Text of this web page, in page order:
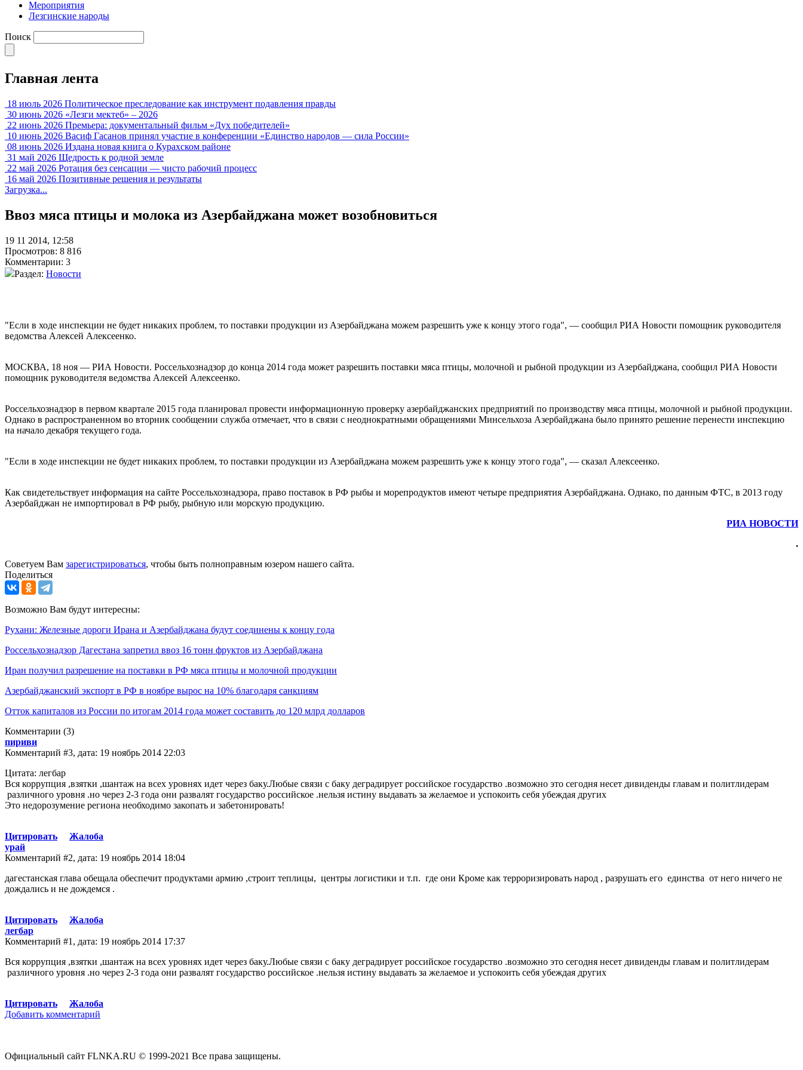
Мероприятия
Лезгинские народы
Поиск
Главная лента
18 июль 2026 Политическое преследование как инструмент подавления правды
30 июнь 2026 «Лезги мектеб» – 2026
22 июнь 2026 Премьера: документальный фильм «Дух победителей»
10 июнь 2026 Васиф Гасанов принял участие в конференции «Единство народов — сила России»
08 июнь 2026 Издана новая книга о Курахском районе
31 май 2026 Щедрость к родной земле
22 май 2026 Ротация без сенсации — чисто рабочий процесс
16 май 2026 Позитивные решения и результаты
Загрузка...
Ввоз мяса птицы и молока из Азербайджана может возобновиться
19 11 2014, 12:58
Просмотров: 8 816
Комментарии: 3
Раздел: Новости
"Если в ходе инспекции не будет никаких проблем, то поставки продукции из Азербайджана можем разрешить уже к концу этого года", — сообщил РИА Новости помощник руководителя
ведомства Алексей Алексеенко.
МОСКВА, 18 ноя — РИА Новости. Россельхознадзор до конца 2014 года может разрешить поставки мяса птицы, молочной и рыбной продукции из Азербайджана, сообщил РИА Новости
помощник руководителя ведомства Алексей Алексеенко.
Россельхознадзор в первом квартале 2015 года планировал провести информационную проверку азербайджанских предприятий по производству мяса птицы, молочной и рыбной продукции.
Однако в распространенном во вторник сообщении служба отмечает, что в связи с неоднократными обращениями Минсельхоза Азербайджана было принято решение перенести инспекцию
на начало декабря текущего года.
"Если в ходе инспекции не будет никаких проблем, то поставки продукции из Азербайджана можем разрешить уже к концу этого года", — сказал Алексеенко.
Как свидетельствует информация на сайте Россельхознадзора, право поставок в РФ рыбы и морепродуктов имеют четыре предприятия Азербайджана. Однако, по данным ФТС, в 2013 году
Азербайджан не импортировал в РФ рыбу, рыбную или морскую продукцию.
РИА НОВОСТИ
.
Советуем Вам зарегистрироваться, чтобы быть полноправным юзером нашего сайта.
Поделиться
Возможно Вам будут интересны:
Рухани: Железные дороги Ирана и Азербайджана будут соединены к концу года
Россельхознадзор Дагестана запретил ввоз 16 тонн фруктов из Азербайджана
Иран получил разрешение на поставки в РФ мяса птицы и молочной продукции
Азербайджанский экспорт в РФ в ноябре вырос на 10% благодаря санкциям
Отток капиталов из России по итогам 2014 года может составить до 120 млрд долларов
Комментарии (3)
пириви
Комментарий #3, дата: 19 ноябрь 2014 22:03
Цитата: легбар
Вся коррупция ,взятки ,шантаж на всех уровнях идет через баку.Любые связи с баку деградирует российское государство .возможно это сегодня несет дивиденды главам и политлидерам
различного уровня .но через 2-3 года они развалят государство российское .нельзя истину выдавать за желаемое и успокоить себя убеждая других
Это недорозумение региона необходимо закопать и забетонировать!
Цитировать
Жалоба
урай
Комментарий #2, дата: 19 ноябрь 2014 18:04
дагестанская глава обещала обеспечит продуктами армию ,строит теплицы, центры логистики и т.п. где они Кроме как терроризировать народ , разрушать его единства от него ничего не
дождались и не дождемся .
Цитировать
Жалоба
легбар
Комментарий #1, дата: 19 ноябрь 2014 17:37
Вся коррупция ,взятки ,шантаж на всех уровнях идет через баку.Любые связи с баку деградирует российское государство .возможно это сегодня несет дивиденды главам и политлидерам
различного уровня .но через 2-3 года они развалят государство российское .нельзя истину выдавать за желаемое и успокоить себя убеждая других
Цитировать
Жалоба
Добавить комментарий
Официальный сайт FLNKA.RU © 1999-2021 Все права защищены.